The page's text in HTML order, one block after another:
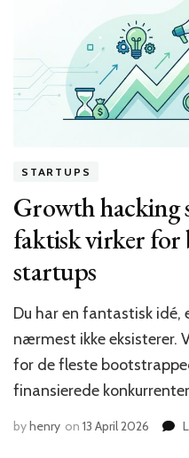
STARTUPS
Growth hacking
faktisk virker for
startups
Du har en fantastisk
nærmest ikke eksisterer.
for de fleste
finansierede
byhenry on 13 April 2026